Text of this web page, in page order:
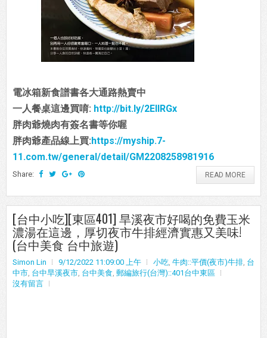
電冰箱新食譜書各大通路熱賣中
一人餐桌這邊買唷: http://bit.ly/2EIIRGx
胖肉爺燒肉有簽名書等你喔
胖肉爺產品線上買:https://myship.7-
11.com.tw/general/detail/GM2208258981916
Share: READ MORE
[台中小吃][東區401] 旱溪夜市好喝的免費玉米
濃湯在這邊，厚切夜市牛排經濟實惠又美味!
(台中美食 台中旅遊)
Simon Lin 9/12/2022 11:09:00 上午 小吃, 牛肉::平價(夜市)牛排, 台
中市, 台中旱溪夜市, 台中美食, 郵編旅行(台灣)::401台中東區
沒有留言